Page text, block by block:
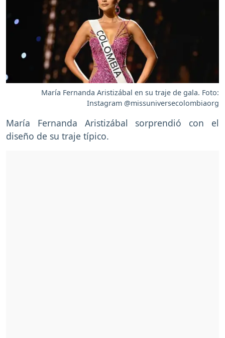
María Fernanda Aristizábal en su traje de gala. Foto:
Instagram @missuniversecolombiaorg
María Fernanda Aristizábal sorprendió con el
diseño de su traje típico.